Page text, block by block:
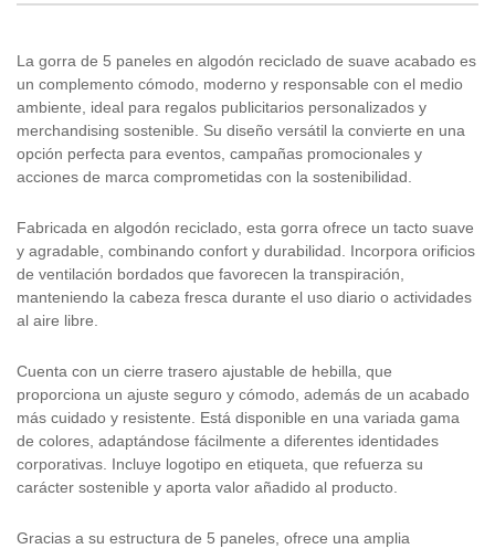
La gorra de 5 paneles en algodón reciclado de suave acabado es
un complemento cómodo, moderno y responsable con el medio
ambiente, ideal para regalos publicitarios personalizados y
merchandising sostenible. Su diseño versátil la convierte en una
opción perfecta para eventos, campañas promocionales y
acciones de marca comprometidas con la sostenibilidad.
Fabricada en algodón reciclado, esta gorra ofrece un tacto suave
y agradable, combinando confort y durabilidad. Incorpora orificios
de ventilación bordados que favorecen la transpiración,
manteniendo la cabeza fresca durante el uso diario o actividades
al aire libre.
Cuenta con un cierre trasero ajustable de hebilla, que
proporciona un ajuste seguro y cómodo, además de un acabado
más cuidado y resistente. Está disponible en una variada gama
de colores, adaptándose fácilmente a diferentes identidades
corporativas. Incluye logotipo en etiqueta, que refuerza su
carácter sostenible y aporta valor añadido al producto.
Gracias a su estructura de 5 paneles, ofrece una amplia